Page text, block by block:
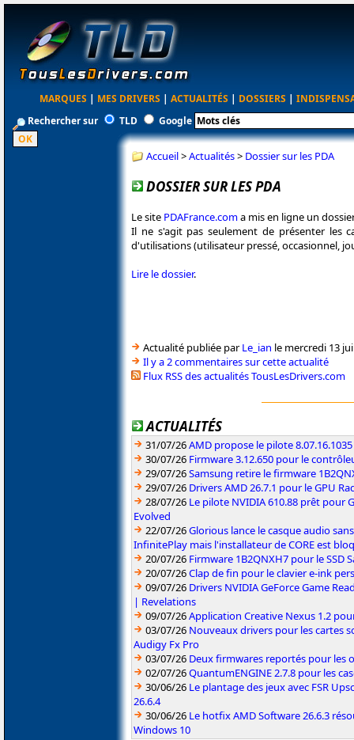
MARQUES | MES DRIVERS | ACTUALITÉS | DOSSIERS |
Rechercher sur
TLD Google
Accueil>Actualités> Dossier sur les PDA
DOSSIER SUR LES PDA
Le site PDAFrance.coma mis en ligne un
Il ne s'agit pas seulement de présenter les
d'utilisations (utilisateur pressé, occasionnel,
Lire le dossier.
Actualité publiée parLe_ian le mercredi 13
Il y a 2 commentaires sur cette actualité
Flux RSS des actualités TousLesDrivers.com
ACTUALITÉS
31/07/26AMD propose le pilote
30/07/26 Firmware 3.12.650 pour le
29/07/26Samsung retire le firmware
29/07/26 Drivers AMD 26.7.1 pour le GPU
28/07/26 Le pilote NVIDIA 610.88 prêt pour
Evolved
22/07/26Glorious lance le casque audio
InfinitePlay mais l'installateur de CORE est
20/07/26 Firmware 1B2QNXH7 pour le SSD
20/07/26Clap de fin pour le clavier e-ink
09/07/26 Drivers NVIDIA GeForce Game
| Revelations
09/07/26Application Creative Nexus 1.2
03/07/26 Nouveaux drivers pour les cartes
Audigy Fx Pro
03/07/26 Deux firmwares reportés pour les
02/07/26QuantumENGINE 2.7.8 pour les
30/06/26 Le plantage des jeux avec FSR
26.6.4
30/06/26 Le hotfix AMD Software 26.6.3
Windows 10